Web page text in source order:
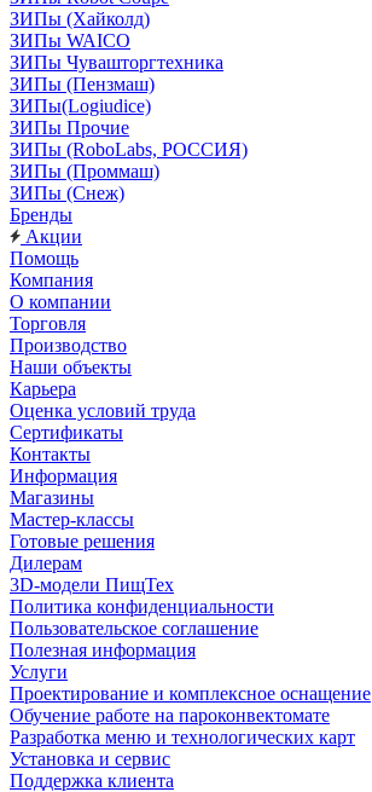
ЗИПы (Хайколд)
ЗИПы WAICO
ЗИПы Чувашторгтехника
ЗИПы (Пензмаш)
ЗИПы(Logiudice)
ЗИПы Прочие
ЗИПы (RoboLabs, РОССИЯ)
ЗИПы (Проммаш)
ЗИПы (Снеж)
Бренды
Акции
Помощь
Компания
О компании
Торговля
Производство
Наши объекты
Карьера
Оценка условий труда
Сертификаты
Контакты
Информация
Магазины
Мастер-классы
Готовые решения
Дилерам
3D-модели ПищТех
Политика конфиденциальности
Пользовательское соглашение
Полезная информация
Услуги
Проектирование и комплексное оснащение
Обучение работе на пароконвектомате
Разработка меню и технологических карт
Установка и сервис
Поддержка клиента